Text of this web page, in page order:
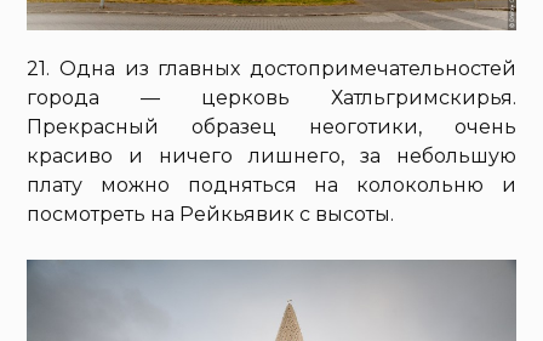
21. Одна из главных достопримечательностей
города — церковь Хатльгримскирья.
Прекрасный образец неоготики, очень
красиво и ничего лишнего, за небольшую
плату можно подняться на колокольню и
посмотреть на Рейкьявик с высоты.